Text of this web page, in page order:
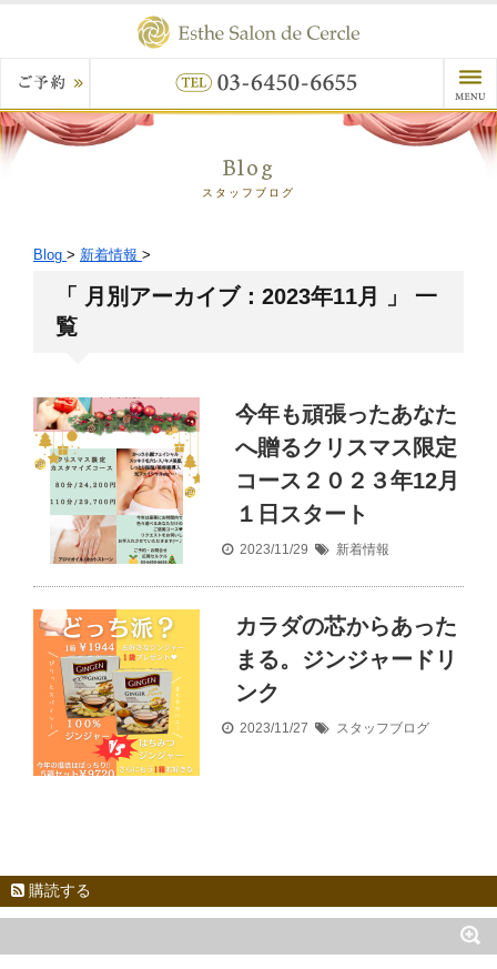
Blog
スタッフブログ
Blog > 新着情報 >
「 月別アーカイブ：2023年11月 」 一
覧
今年も頑張ったあなた
へ贈るクリスマス限定
コース２０２３年12月
１日スタート
2023/11/29 新着情報
カラダの芯からあった
まる。ジンジャードリ
ンク
2023/11/27 スタッフブログ
購読する